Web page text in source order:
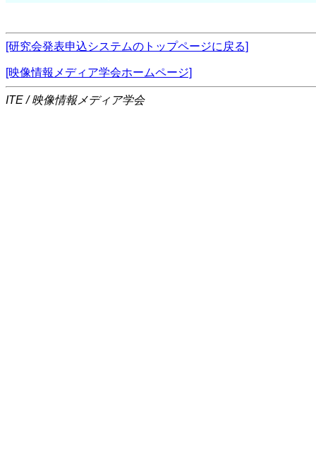
[研究会発表申込システムのトップページに戻る]
[映像情報メディア学会ホームページ]
ITE / 映像情報メディア学会